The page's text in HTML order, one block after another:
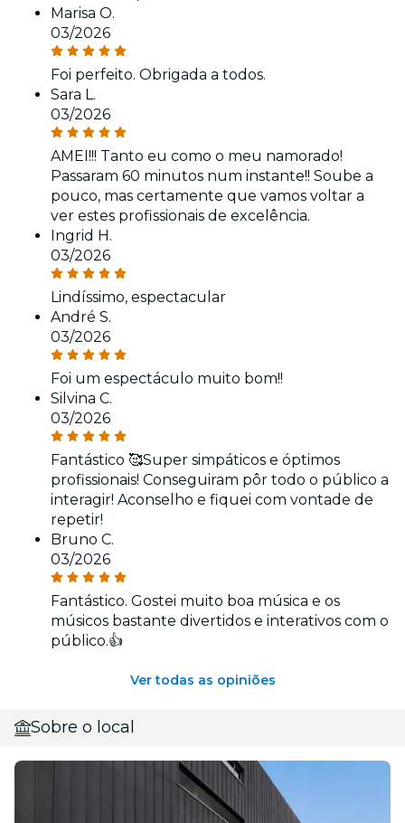
Marisa O.
03/2026
Foi perfeito. Obrigada a todos.
Sara L.
03/2026
AMEI!!! Tanto eu como o meu namorado!
Passaram 60 minutos num instante!! Soube a
pouco, mas certamente que vamos voltar a
ver estes profissionais de excelência.
Ingrid H.
03/2026
Lindíssimo, espectacular
André S.
03/2026
Foi um espectáculo muito bom!!
Silvina C.
03/2026
Fantástico 🥰Super simpáticos e óptimos
profissionais! Conseguiram pôr todo o público a
interagir! Aconselho e fiquei com vontade de
repetir!
Bruno C.
03/2026
Fantástico. Gostei muito boa música e os
músicos bastante divertidos e interativos com o
público.👍
Ver todas as opiniões
Sobre o local